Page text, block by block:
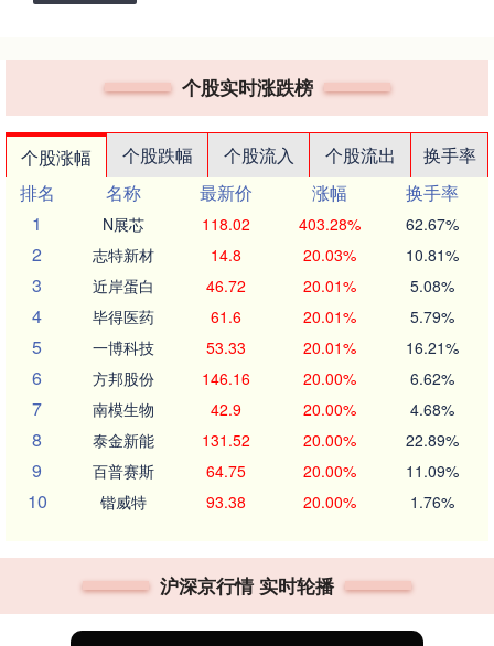
个股实时涨跌榜
个股涨幅 个股跌幅 个股流入 个股流出
换手率
排名
名称 最新价 涨幅
换手率
1
N展芯 118.02 403.28% 62.67%
2 志特新材 14.8 20.03% 10.81%
3 近岸蛋白 46.72 20.01% 5.08%
4 毕得医药 61.6 20.01% 5.79%
5 一博科技 53.33 20.01% 16.21%
6 方邦股份 146.16 20.00% 6.62%
7 南模生物 42.9 20.00% 4.68%
8 泰金新能 131.52 20.00% 22.89%
9 百普赛斯 64.75 20.00% 11.09%
10 锴威特 93.38 20.00% 1.76%
沪深京行情 实时轮播